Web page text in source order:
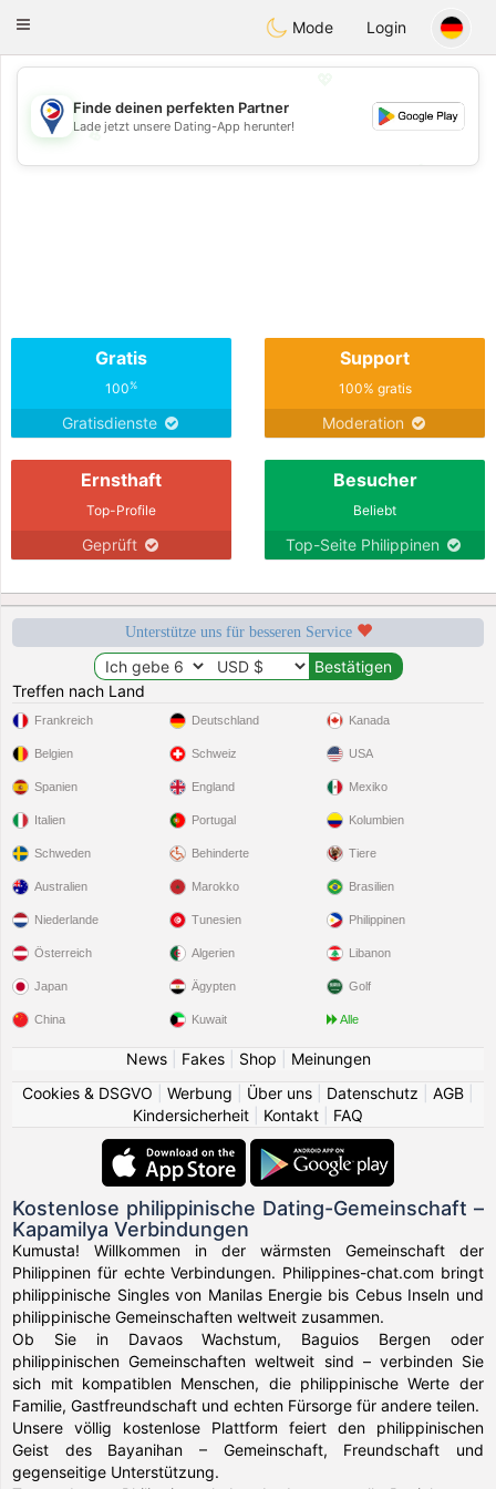
Philippines Chat
Toggle
Mode Login
💖
💕
Finde deinen perfekten Partner
Lade jetzt unsere Dating-App herunter!
Gratis
100%
Gratisdienste
Support
100% gratis
Moderation
Ernsthaft
Top-Profile
Geprüft
Besucher
Beliebt
Top-Seite Philippinen
Unterstütze uns für besseren Service
Treffen nach Land
Frankreich
Belgien
Spanien
Italien
Schweden
Deutschland
Schweiz
England
Portugal
Behinderte
Kanada
USA
Mexiko
Kolumbien
Tiere
Australien
Niederlande
Österreich
Japan
China
Marokko
Tunesien
Algerien
Ägypten
Kuwait
Brasilien
Philippinen
Libanon
Golf
Alle
News| Fakes| Shop
Meinungen
Cookies & DSGVO
Werbung Über uns Datenschutz AGB
Kindersicherheit
Kontakt FAQ
Kostenlose philippinische Dating-Gemeinschaft –
Kapamilya Verbindungen
Kumusta! Willkommen in der wärmsten Gemeinschaft der
Philippinen für echte Verbindungen. Philippines-chat.com bringt
philippinische Singles von Manilas Energie bis Cebus Inseln und
philippinische Gemeinschaften weltweit zusammen.
Ob Sie in Davaos Wachstum, Baguios Bergen oder
philippinischen Gemeinschaften weltweit sind – verbinden Sie
sich mit kompatiblen Menschen, die philippinische Werte der
Familie, Gastfreundschaft und echten Fürsorge für andere teilen.
Unsere völlig kostenlose Plattform feiert den philippinischen
Geist des Bayanihan – Gemeinschaft, Freundschaft und
gegenseitige Unterstützung.